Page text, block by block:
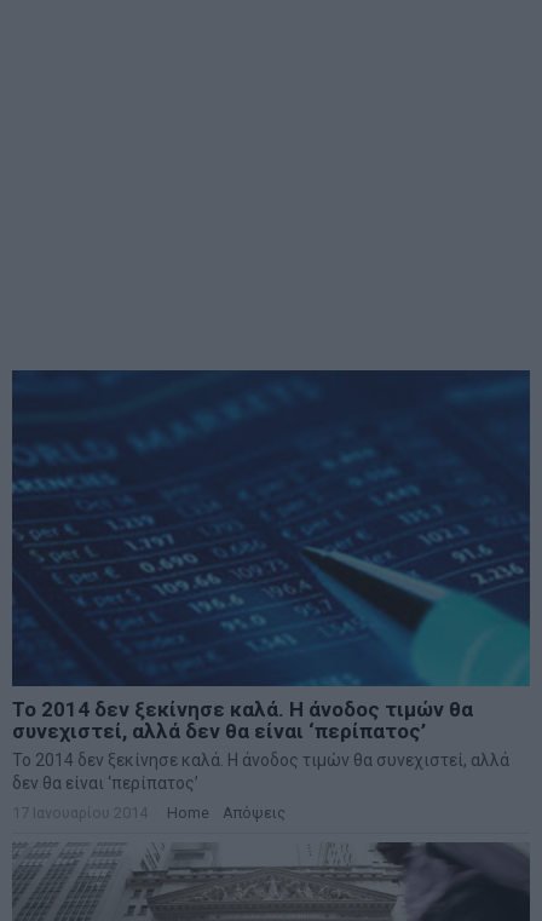
Το 2014 δεν ξεκίνησε καλά. Η άνοδος τιμών θα
συνεχιστεί, αλλά δεν θα είναι ‘περίπατος’
Το 2014 δεν ξεκίνησε καλά. Η άνοδος τιμών θα συνεχιστεί, αλλά
δεν θα είναι ‘περίπατος’
17 Ιανουαρίου 2014 Home Απόψεις